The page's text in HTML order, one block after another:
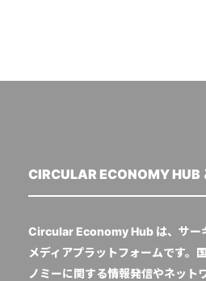
CIRCULAR ECONOMY HUB
Circular Economy Hub は、サー
メディアプラットフォームです。
ノミーに関する情報発信やネット